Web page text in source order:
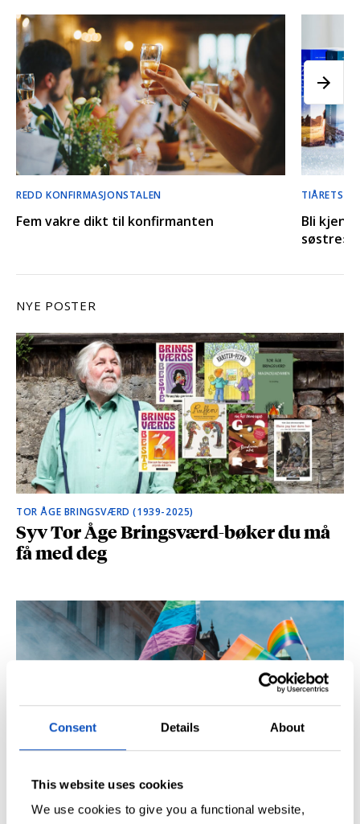
Consent Details About
This website uses cookies
We use cookies to give you a functional website,
REDD KONFIRMASJONSTALEN
Fem vakre dikt til konfirmanten
TIÅRETS
Bli kjent
søstre»-
NYE POSTER
TOR ÅGE BRINGSVÆRD (1939-2025)
Syv Tor Åge Bringsværd-bøker du må
få med deg
FEIR PRIDE MED EN GOD BOK
Åtte nye, skeive bøker i anledning